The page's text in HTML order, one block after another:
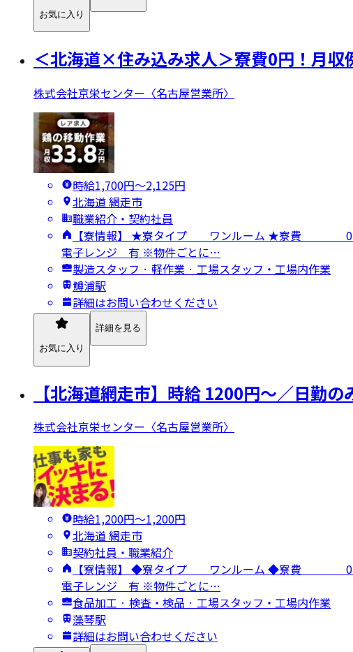
お気に入り
＜北海道×住み込み求人＞寮費0円！月収
株式会社京栄センター〈名古屋営業所〉
時給1,700円〜2,125円
北海道 網走市
職業紹介・契約社員
【寮情報】 ★寮タイプ ワンルーム ★
電子レンジ 有 ※物件ごとに…
製造スタッフ · 軽作業 · 工場スタッフ・工場内作業
鱒浦駅
詳細はお問い合わせください
お気に入り
詳細を見る
【北海道網走市】時給 1200円～／日勤
株式会社京栄センター〈名古屋営業所〉
時給1,200円〜1,200円
北海道 網走市
契約社員・職業紹介
【寮情報】 ◆寮タイプ ワンルーム ◆
電子レンジ 有 ※物件ごとに…
食品加工 · 検査・検品 · 工場スタッフ・工場内作業
藻琴駅
詳細はお問い合わせください